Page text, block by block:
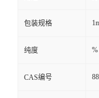
包装规格
纯度 %
CAS编号